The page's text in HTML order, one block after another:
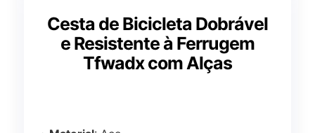
Cesta de Bicicleta Dobrável
e Resistente à Ferrugem
Tfwadx com Alças